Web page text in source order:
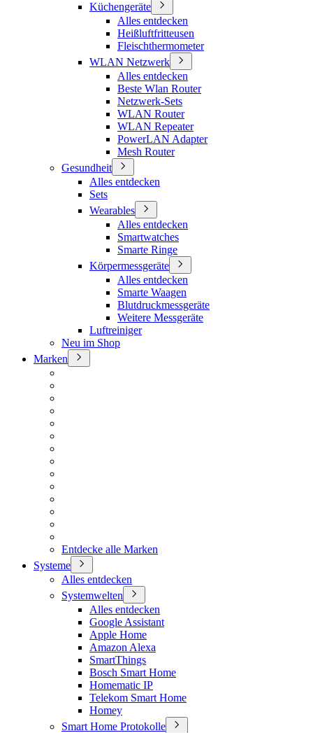
Küchengeräte
Alles entdecken
Heißluftfritteusen
Fleischthermometer
WLAN Netzwerk
Alles entdecken
Beste Wlan Router
Netzwerk-Sets
WLAN Router
WLAN Repeater
PowerLAN Adapter
Mesh Router
Gesundheit
Alles entdecken
Sets
Wearables
Alles entdecken
Smartwatches
Smarte Ringe
Körpermessgeräte
Alles entdecken
Smarte Waagen
Blutdruckmessgeräte
Weitere Messgeräte
Luftreiniger
Neu im Shop
Marken
Entdecke alle Marken
Systeme
Alles entdecken
Systemwelten
Alles entdecken
Google Assistant
Apple Home
Amazon Alexa
SmartThings
Bosch Smart Home
Homematic IP
Telekom Smart Home
Homey
Smart Home Protokolle